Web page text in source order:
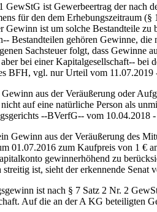
ist Gewerbeertrag der nach
für den dem Erhebungszeitraum
Gewinn ist um solche Bestandteile
Bestandteilen gehören Gewinne,
Sachsteuer folgt, dass Gewinne
aber bei einer Kapitalgesellschaft‑‑
BFH, vgl. nur Urteil vom
aus der Veräußerung oder
auf eine natürliche Person als
‑‑BVerfG‑‑ vom
aus der Veräußerung des
01.07.2016 zum Kaufpreis von 1 €
gewinnerhöhend zu
ist, sieht der erkennende Senat
ist nach § 7 Satz 2 Nr. 2
Auf die an der A KG beteiligten